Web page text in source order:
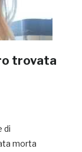
trovata
di
morta